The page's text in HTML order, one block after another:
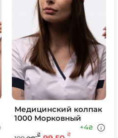
Медицинский колпак
1000 Морковный
₴ ₴
+4₴